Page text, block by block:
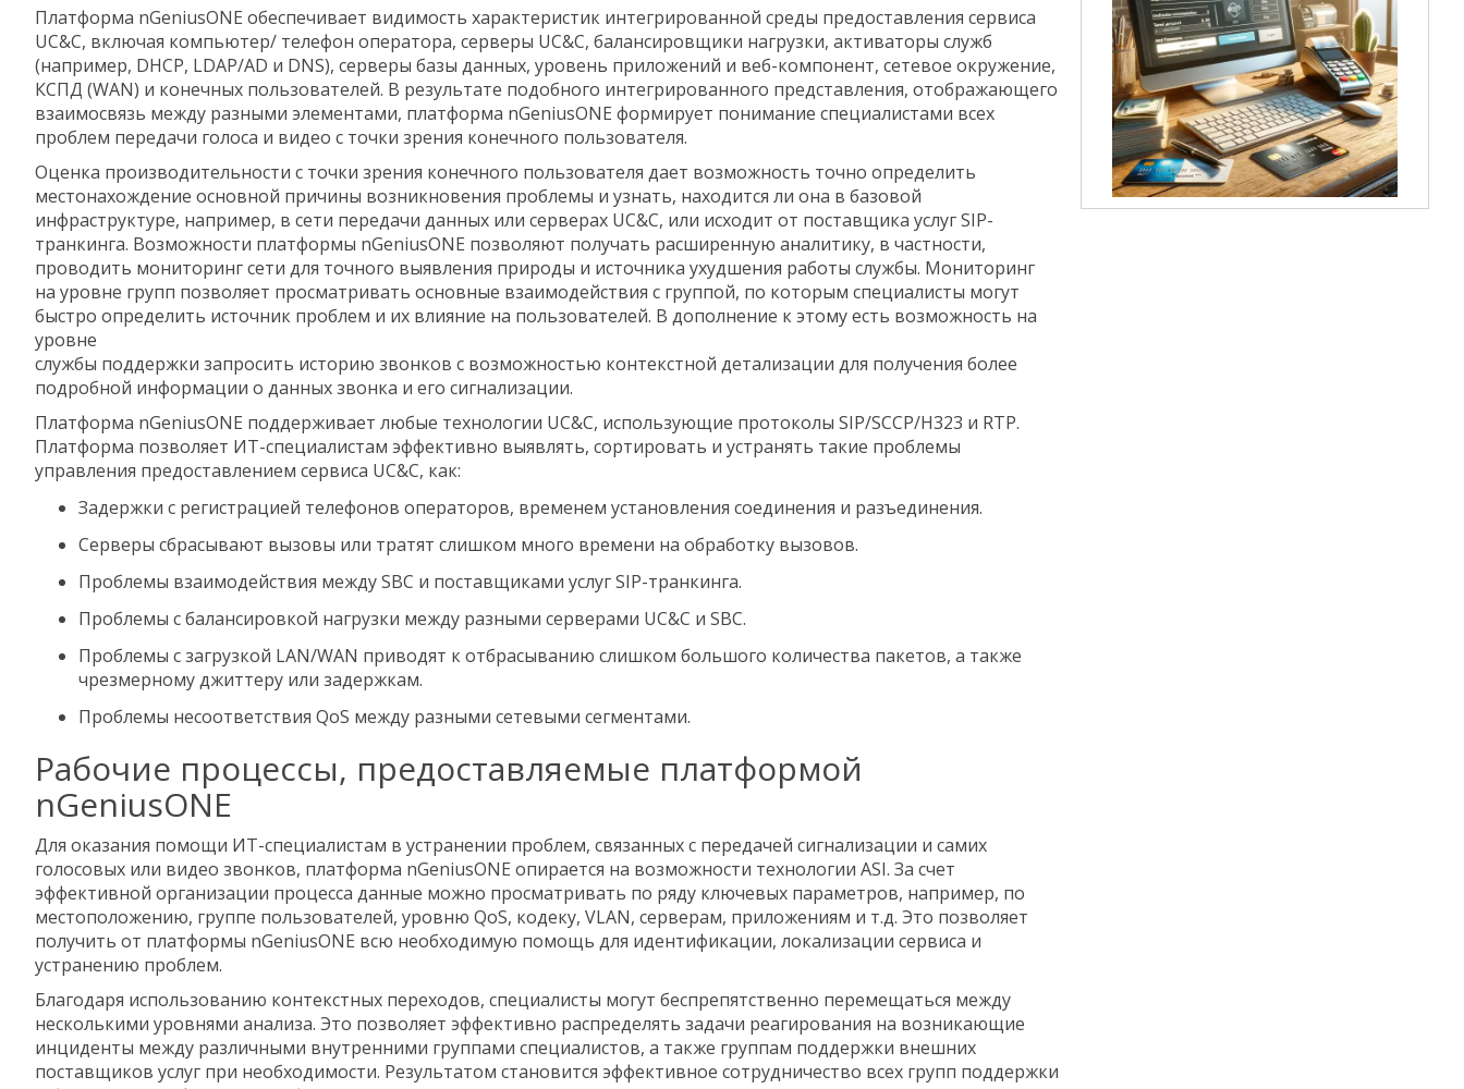
Платформа nGeniusONE обеспечивает видимость характеристик интегрированной среды предоставления сервиса
UC&C, включая компьютер/ телефон оператора, серверы UC&C, балансировщики нагрузки, активаторы служб
(например, DHCP, LDAP/AD и DNS), серверы базы данных, уровень приложений и веб-компонент, сетевое окружение,
КСПД (WAN) и конечных пользователей. В результате подобного интегрированного представления, отображающего
взаимосвязь между разными элементами, платформа nGeniusONE формирует понимание специалистами всех
проблем передачи голоса и видео с точки зрения конечного пользователя.
Оценка производительности с точки зрения конечного пользователя дает возможность точно определить
местонахождение основной причины возникновения проблемы и узнать, находится ли она в базовой
инфраструктуре, например, в сети передачи данных или серверах UC&C, или исходит от поставщика услуг SIP-
транкинга. Возможности платформы nGeniusONE позволяют получать расширенную аналитику, в частности,
проводить мониторинг сети для точного выявления природы и источника ухудшения работы службы. Мониторинг
на уровне групп позволяет просматривать основные взаимодействия с группой, по которым специалисты могут
быстро определить источник проблем и их влияние на пользователей. В дополнение к этому есть возможность на
уровне
службы поддержки запросить историю звонков с возможностью контекстной детализации для получения более
подробной информации о данных звонка и его сигнализации.
Платформа nGeniusONE поддерживает любые технологии UC&C, использующие протоколы SIP/SCCP/H323 и RTP.
Платформа позволяет ИТ-специалистам эффективно выявлять, сортировать и устранять такие проблемы
управления предоставлением сервиса UC&C, как:
Задержки с регистрацией телефонов операторов, временем установления соединения и разъединения.
Серверы сбрасывают вызовы или тратят слишком много времени на обработку вызовов.
Проблемы взаимодействия между SBC и поставщиками услуг SIP-транкинга.
Проблемы с балансировкой нагрузки между разными серверами UC&C и SBC.
Проблемы с загрузкой LAN/WAN приводят к отбрасыванию слишком большого количества пакетов, а также
чрезмерному джиттеру или задержкам.
Проблемы несоответствия QoS между разными сетевыми сегментами.
Рабочие процессы, предоставляемые платформой
nGeniusONE
Для оказания помощи ИТ-специалистам в устранении проблем, связанных с передачей сигнализации и самих
голосовых или видео звонков, платформа nGeniusONE опирается на возможности технологии ASI. За счет
эффективной организации процесса данные можно просматривать по ряду ключевых параметров, например, по
местоположению, группе пользователей, уровню QoS, кодеку, VLAN, серверам, приложениям и т.д. Это позволяет
получить от платформы nGeniusONE всю необходимую помощь для идентификации, локализации сервиса и
устранению проблем.
Благодаря использованию контекстных переходов, специалисты могут беспрепятственно перемещаться между
несколькими уровнями анализа. Это позволяет эффективно распределять задачи реагирования на возникающие
инциденты между различными внутренними группами специалистов, а также группам поддержки внешних
поставщиков услуг при необходимости. Результатом становится эффективное сотрудничество всех групп поддержки